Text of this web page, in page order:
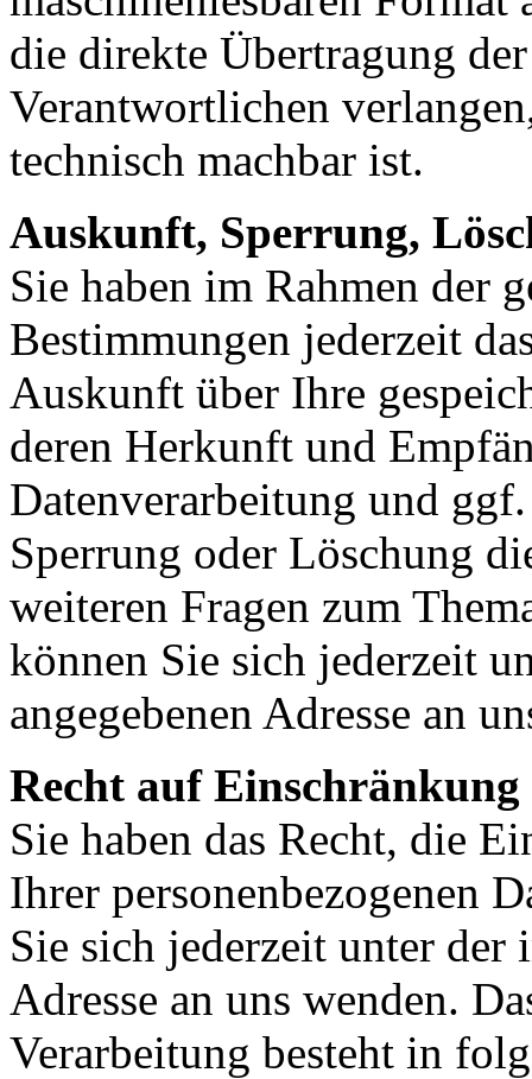
die direkte Übertragung
Verantwortlichen
technisch machbar ist.
Auskunft, Sperrung,
Sie haben im Rahmen der
Bestimmungen jederzeit
Auskunft über Ihre
deren Herkunft und
Datenverarbeitung und
Sperrung oder Löschung
weiteren Fragen zum
können Sie sich jederzeit
angegebenen Adresse an
Recht auf
Sie haben das Recht, die
Ihrer personenbezogenen
Sie sich jederzeit unter der
Adresse an uns wenden.
Verarbeitung besteht in